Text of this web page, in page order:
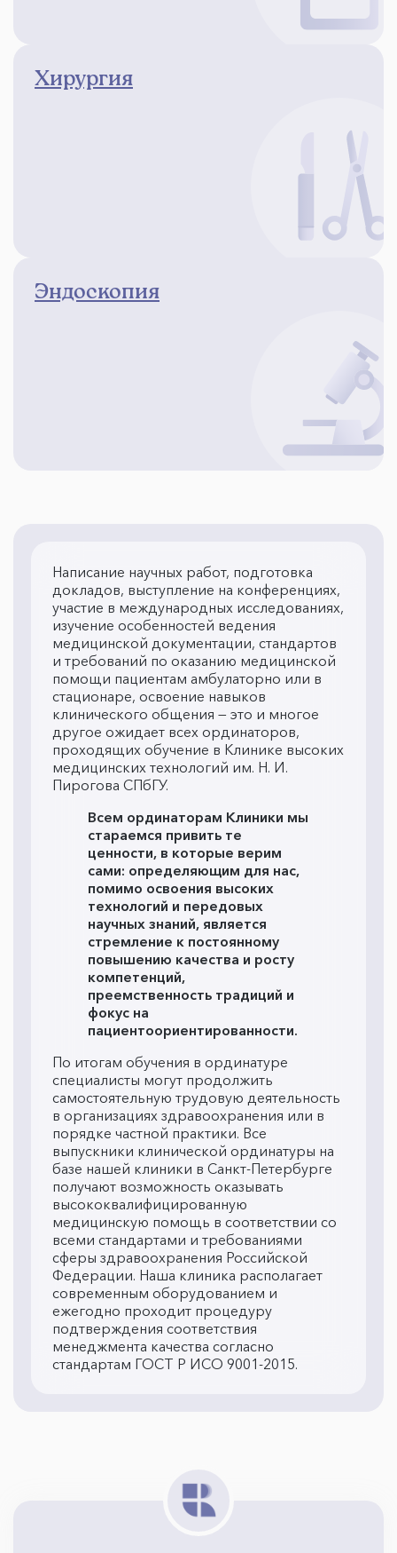
Хирургия
Эндоскопия
Написание научных работ, подготовка
докладов, выступление на конференциях,
участие в международных исследованиях,
изучение особенностей ведения
медицинской документации, стандартов
и требований по оказанию медицинской
помощи пациентам амбулаторно или в
стационаре, освоение навыков
клинического общения — это и многое
другое ожидает всех ординаторов,
проходящих обучение в Клинике высоких
медицинских технологий им. Н. И.
Пирогова СПбГУ.
Всем ординаторам Клиники мы
стараемся привить те
ценности, в которые верим
сами: определяющим для нас,
помимо освоения высоких
технологий и передовых
научных знаний, является
стремление к постоянному
повышению качества и росту
компетенций,
преемственность традиций и
фокус на
пациентоориентированности.
По итогам обучения в ординатуре
специалисты могут продолжить
самостоятельную трудовую деятельность
в организациях здравоохранения или в
порядке частной практики. Все
выпускники клинической ординатуры на
базе нашей клиники в Санкт-Петербурге
получают возможность оказывать
высококвалифицированную
медицинскую помощь в соответствии со
всеми стандартами и требованиями
сферы здравоохранения Российской
Федерации. Наша клиника располагает
современным оборудованием и
ежегодно проходит процедуру
подтверждения соответствия
менеджмента качества согласно
стандартам ГОСТ Р ИСО 9001-2015.